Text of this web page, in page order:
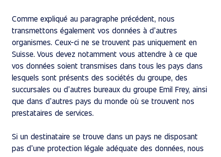
Comme expliqué au paragraphe précédent, nous
transmettons également vos données à d’autres
organismes. Ceux-ci ne se trouvent pas uniquement en
Suisse. Vous devez notamment vous attendre à ce que
vos données soient transmises dans tous les pays dans
lesquels sont présents des sociétés du groupe, des
succursales ou d’autres bureaux du groupe Emil Frey, ainsi
que dans d’autres pays du monde où se trouvent nos
prestataires de services.
Si un destinataire se trouve dans un pays ne disposant
pas d’une protection légale adéquate des données, nous